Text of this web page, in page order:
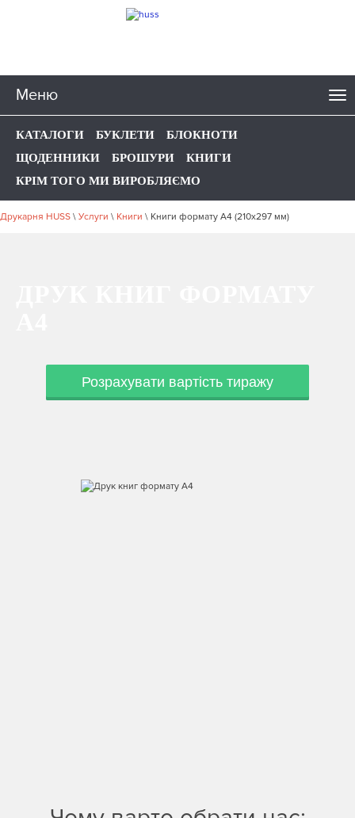
Меню
КАТАЛОГИ БУКЛЕТИ
БЛОКНОТИ
ЩОДЕННИКИ
БРОШУРИ
КНИГИ
КРІМ ТОГО МИ ВИРОБЛЯЄМО
Друкарня HUSS \ Услуги \ Книги \ Книги формату А4 (210х297 мм)
Розрахувати вартість тиражу